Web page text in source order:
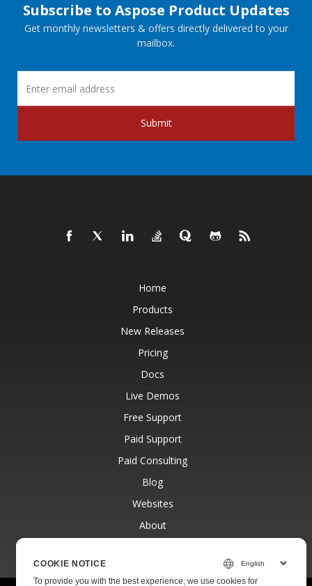
Subscribe to Aspose Product Updates
Get monthly newsletters & offers directly delivered to your
mailbox.
Submit
Home
Products
New Releases
Pricing
Docs
Live Demos
Free Support
Paid Support
Paid Consulting
Blog
Websites
About
COOKIE NOTICE
To provide you with the best experience, we use cookies for